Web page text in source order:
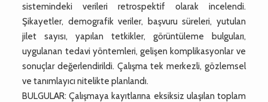
sistemindeki verileri retrospektif olarak incelendi.
Şikayetler, demografik veriler, başvuru süreleri, yutulan
jilet sayısı, yapılan tetkikler, görüntüleme bulguları,
uygulanan tedavi yöntemleri, gelişen komplikasyonlar ve
sonuçlar değerlendirildi. Çalışma tek merkezli, gözlemsel
ve tanımlayıcı nitelikte planlandı.
BULGULAR: Çalışmaya kayıtlarına eksiksiz ulaşılan toplam